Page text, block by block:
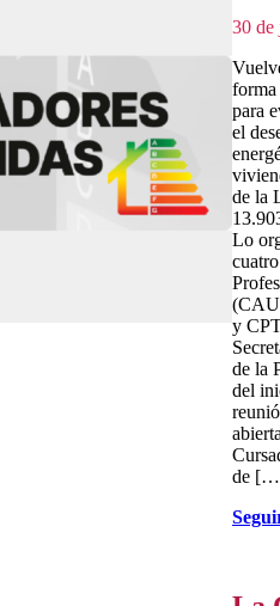
30 de
forma
para
el
de la
Lo
y
de la
del
de